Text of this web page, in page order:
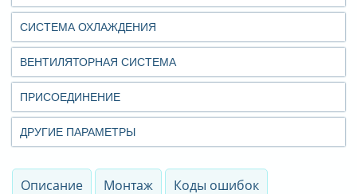
СИСТЕМА ОХЛАЖДЕНИЯ
ВЕНТИЛЯТОРНАЯ СИСТЕМА
ПРИСОЕДИНЕНИЕ
ДРУГИЕ ПАРАМЕТРЫ
Описание Монтаж Коды ошибок